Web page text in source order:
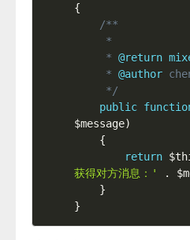
{
/**
     *
@return
     *
@author
     */
public
$message)
{
return
获得对方消息：'
.
}
}